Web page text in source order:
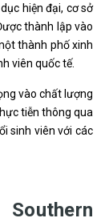
hiện đại, cơ sở
thành lập vào
thành phố xinh
viên quốc tế.
vào chất lượng
tiễn thông qua
sinh viên với các